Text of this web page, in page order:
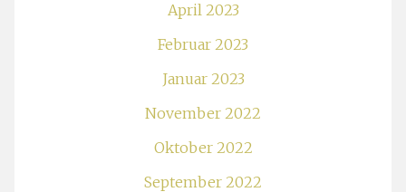
April 2023
Februar 2023
Januar 2023
November 2022
Oktober 2022
September 2022